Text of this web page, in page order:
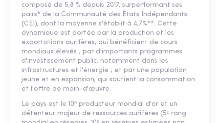
composé de 5,8 % depuis 2017, surperformant ses
pairs* de la Communauté des États Indépendants
(CEI), dont la moyenne s'établit à 4,7%**. Cette
dynamique est portée par la production et les
exportations aurifères, qui bénéficient de cours
mondiaux élevés ; par d'importants programmes
d'investissement public, notamment dans les
infrastructures et l'énergie ; et par une population
jeune et en expansion, qui soutient la consommation
et l'offre de main-d'œuvre.
Le pays est le 10ᵉ producteur mondial d'or et un
détenteur majeur de ressources aurifères (5ᵉ rang